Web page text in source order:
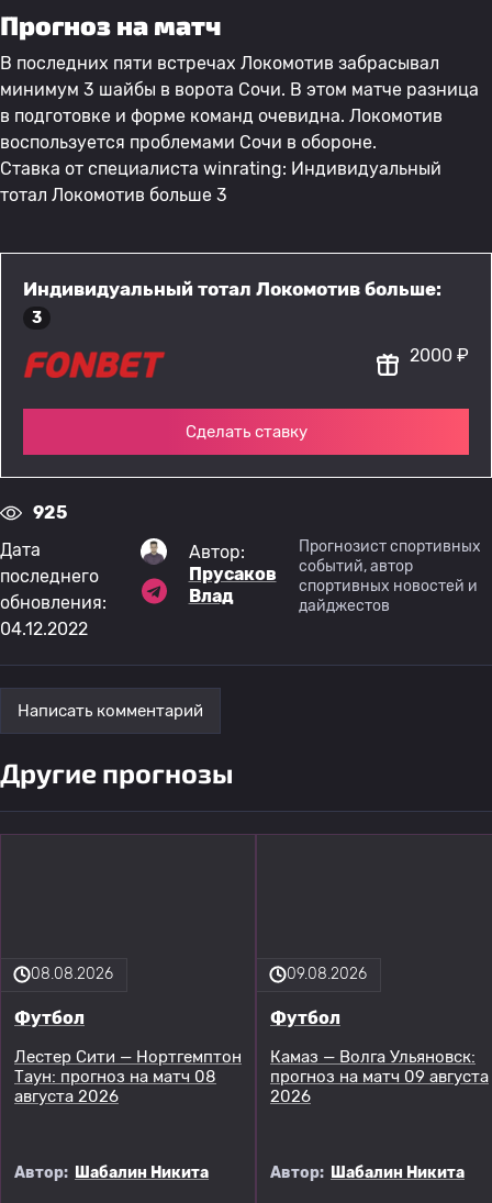
Прогноз на матч
В последних пяти встречах Локомотив забрасывал
минимум 3 шайбы в ворота Сочи. В этом матче разница
в подготовке и форме команд очевидна. Локомотив
воспользуется проблемами Сочи в обороне.
Ставка от специалиста winrating: Индивидуальный
тотал Локомотив больше 3
Индивидуальный тотал Локомотив больше:
3
2000 ₽
Сделать ставку
925
Дата
последнего
обновления:
04.12.2022
Автор:
Прусаков
Влад
Прогнозист спортивных
событий, автор
спортивных новостей и
дайджестов
Написать комментарий
Другие прогнозы
08.08.2026
Футбол
Лестер Сити — Нортгемптон
Таун: прогноз на матч 08
августа 2026
Автор: Шабалин Никита
09.08.2026
Футбол
Камаз — Волга Ульяновск:
прогноз на матч 09 августа
2026
Автор: Шабалин Никита